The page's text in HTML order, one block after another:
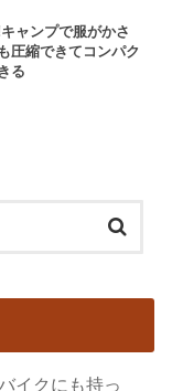
ャンプで服がかさ
圧縮できてコンパク
る
イクにも持っ